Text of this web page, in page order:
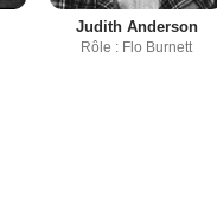
Judith Anderson
Rôle : Flo Burnett